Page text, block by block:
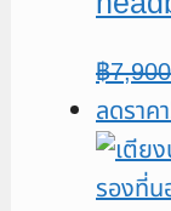
฿7,900
ลดราค